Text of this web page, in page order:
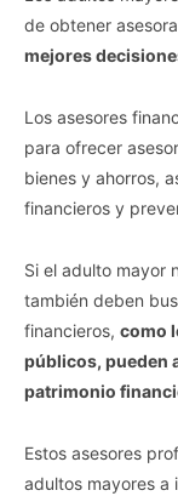
de obtener
mejores
Los asesores
para ofrecer
bienes y ahorros,
financieros y
Si el adulto mayor
también deben
financieros, como
públicos, pueden
patrimonio
Estos asesores
adultos mayores a